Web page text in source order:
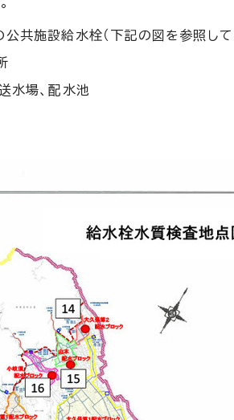
公共施設給水栓（下記の図を参照して
水場、配水池